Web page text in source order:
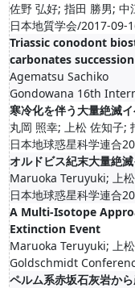
佐野 弘好; 指田 勝男;
日本地質学会/2017-09-
Triassic conodont
carbonates
Agematsu Sachiko
Gondowana 16th
寒冷化を伴う大量絶滅
丸岡 照幸; 上松 佐知子;
日本地球惑星科学連合
オルドビス紀末大量絶
Maruoka Teruyuki; 上
日本地球惑星科学連合
A Multi-Isotope
Extinction Event
Maruoka Teruyuki; 上
Goldschmidt
ペルム系赤坂石灰岩か